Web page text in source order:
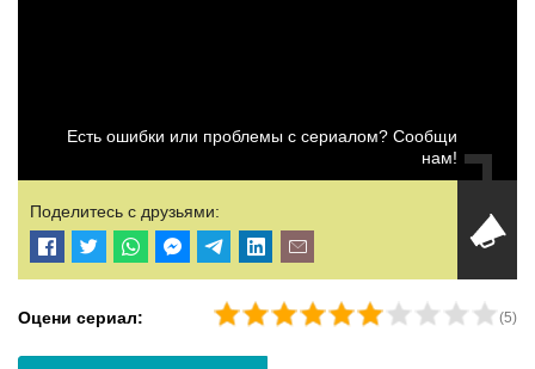
Есть ошибки или проблемы с сериалом? Сообщи
нам!
Поделитесь с друзьями:
Оцени сериал: (5)